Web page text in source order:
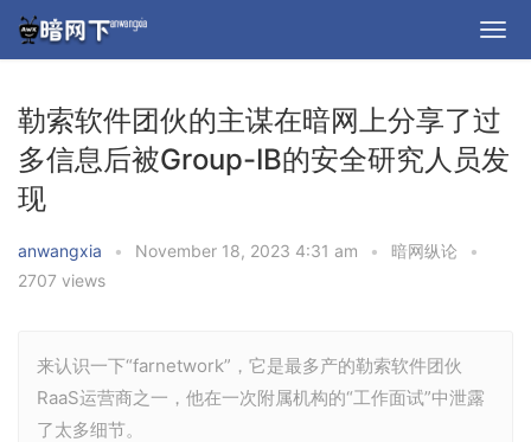
勒索软件团伙的主谋在暗网上分享了过
多信息后被Group-IB的安全研究人员发
现
anwangxia • November 18, 2023 4:31 am • 暗网纵论
•
2707 views
来认识一下“farnetwork”，它是最多产的勒索软件团伙
RaaS运营商之一，他在一次附属机构的“工作面试”中泄露
了太多细节。